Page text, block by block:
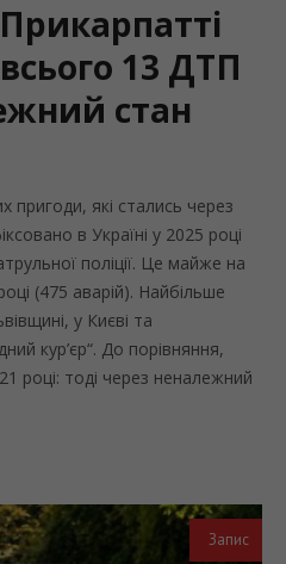
13 ДТП
стан
які стались через
в Україні у 2025 році
поліції. Це майже на
(475 аварій). Найбільше
у Києві та
кур’єр“. До порівняння,
році: тоді через неналежний
Запис